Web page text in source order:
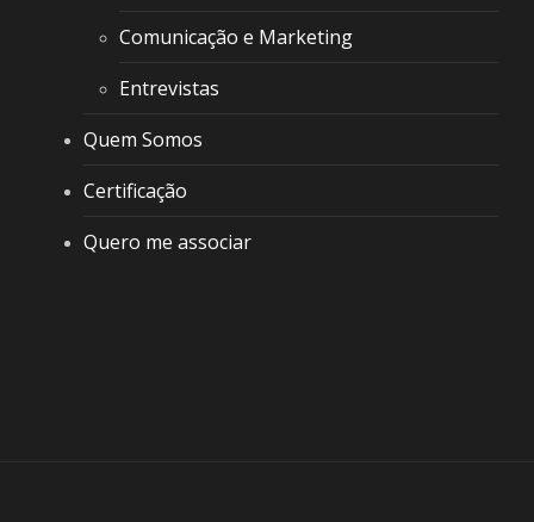
Comunicação e Marketing
Entrevistas
Quem Somos
Certificação
Quero me associar